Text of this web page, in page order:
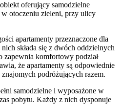
oferujący samodzielne
otoczeniu zieleni, przy ulicy
apartamenty przeznaczone dla
składa się z dwóch oddzielnych
zapewnia komfortowy podział
że apartamenty są odpowiednie
podróżujących razem.
samodzielne i wyposażone w
pobytu. Każdy z nich dysponuje